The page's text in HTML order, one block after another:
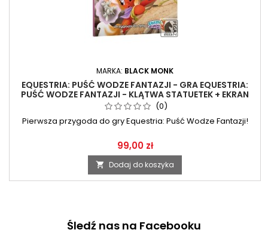
MARKA: BLACK MONK
EQUESTRIA: PUŚĆ WODZE FANTAZJI - GRA EQUESTRIA:
PUŚĆ WODZE FANTAZJI - KLĄTWA STATUETEK + EKRAN
MISTRZA GRY
(0)
Pierwsza przygoda do gry Equestria: Puść Wodze Fantazji!
99,00 zł
 Dodaj do koszyka
Śledź nas na Facebooku